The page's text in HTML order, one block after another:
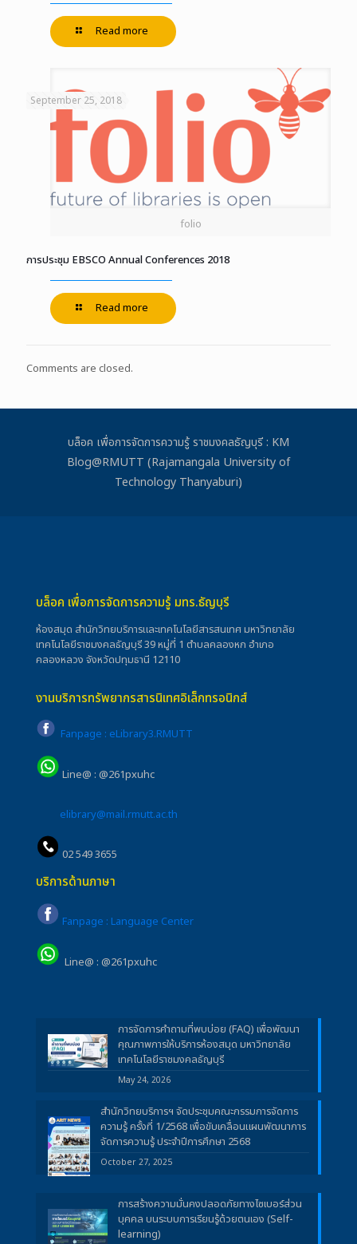
Read more
folio
September 25, 2018
การประชุม EBSCO Annual Conferences 2018
Read more
Comments are closed.
บล็อค เพื่อการจัดการความรู้ ราชมงคลธัญบุรี : KM
Blog@RMUTT (Rajamangala University of
Technology Thanyaburi)
บล็อค เพื่อการจัดการความรู้ มทร.ธัญบุรี
ห้องสมุด สำนักวิทยบริการและเทคโนโลยีสารสนเทศ มหาวิทยาลัย
เทคโนโลยีราชมงคลธัญบุรี 39 หมู่ที่ 1 ตำบลคลองหก อำเภอ
คลองหลวง จังหวัดปทุมธานี 12110
งานบริการทรัพยากรสารนิเทศอิเล็กทรอนิกส์
Fanpage : eLibrary3.RMUTT
Line@ : @261pxuhc
elibrary@mail.rmutt.ac.th
02 549 3655
บริการด้านภาษา
Fanpage : Language Center
Line@ : @261pxuhc
การจัดการคำถามที่พบบ่อย (FAQ) เพื่อพัฒนา
คุณภาพการให้บริการห้องสมุด มหาวิทยาลัย
เทคโนโลยีราชมงคลธัญบุรี
May 24, 2026
สำนักวิทยบริการฯ จัดประชุมคณะกรรมการจัดการ
ความรู้ ครั้งที่ 1/2568 เพื่อขับเคลื่อนแผนพัฒนาการ
จัดการความรู้ ประจำปีการศึกษา 2568
October 27, 2025
การสร้างความมั่นคงปลอดภัยทางไซเบอร์ส่วน
บุคคล บนระบบการเรียนรู้ด้วยตนเอง (Self-
learning)